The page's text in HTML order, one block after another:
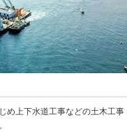
め上下水道工事などの土木工事